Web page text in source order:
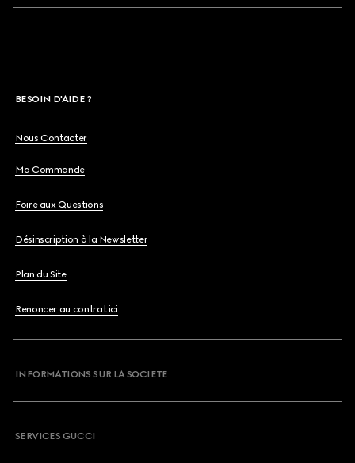
BESOIN D'AIDE ?
Nous Contacter
Ma Commande
Foire aux Questions
Désinscription à la Newsletter
Plan du Site
Renoncer au contrat ici
INFORMATIONS SUR LA SOCIETE
SERVICES GUCCI